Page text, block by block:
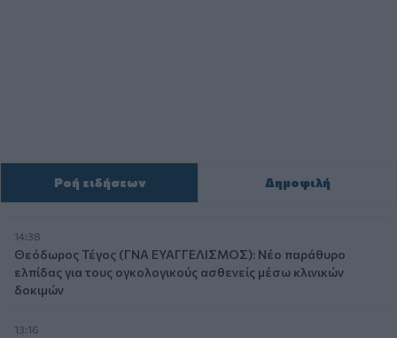
Ροή ειδήσεων Δημοφιλή
14:38
Θεόδωρος Τέγος (ΓΝΑ ΕΥΑΓΓΕΛΙΣΜΟΣ): Νέο παράθυρο
ελπίδας για τους ογκολογικούς ασθενείς μέσω κλινικών
δοκιμών
13:16